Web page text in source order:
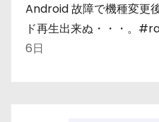
Android 故障で機種変更
ド再生出来ぬ・・・。
6日